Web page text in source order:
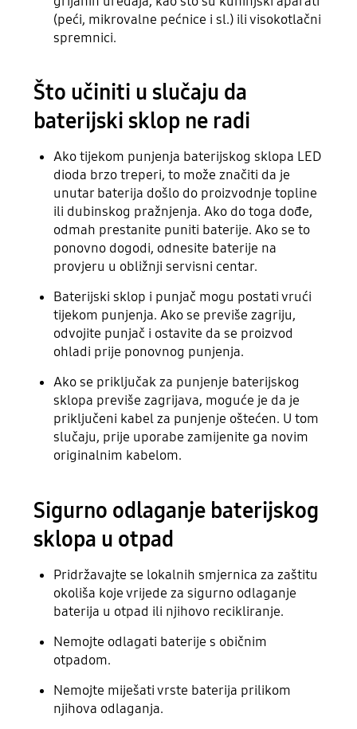
(peći, mikrovalne pećnice i sl.) ili visokotlačni
spremnici.
Što učiniti u slučaju da
baterijski sklop ne radi
Ako tijekom punjenja baterijskog sklopa LED
dioda brzo treperi, to može značiti da je
unutar baterija došlo do proizvodnje topline
ili dubinskog pražnjenja. Ako do toga dođe,
odmah prestanite puniti baterije. Ako se to
ponovno dogodi, odnesite baterije na
provjeru u obližnji servisni centar.
Baterijski sklop i punjač mogu postati vrući
tijekom punjenja. Ako se previše zagriju,
odvojite punjač i ostavite da se proizvod
ohladi prije ponovnog punjenja.
Ako se priključak za punjenje baterijskog
sklopa previše zagrijava, moguće je da je
priključeni kabel za punjenje oštećen. U tom
slučaju, prije uporabe zamijenite ga novim
originalnim kabelom.
Sigurno odlaganje baterijskog
sklopa u otpad
Pridržavajte se lokalnih smjernica za zaštitu
okoliša koje vrijede za sigurno odlaganje
baterija u otpad ili njihovo recikliranje.
Nemojte odlagati baterije s običnim
otpadom.
Nemojte miješati vrste baterija prilikom
njihova odlaganja.